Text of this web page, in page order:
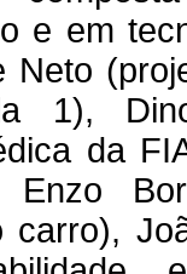
e em
Neto
1),
da
carro),